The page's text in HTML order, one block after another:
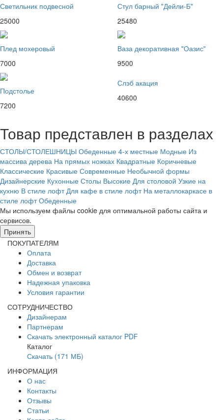
Светильник подвесной
25000
Стул барный "Дейли-Б"
25480
Плед мохеровый
7000
Ваза декоративная "Оазис"
9500
Подстолье
7200
Слэб акация
40600
Товар представлен в разделах
СТОЛЫ/СТОЛЕШНИЦЫ Обеденные 4-х местные Модные Из
массива дерева На прямых ножках Квадратные Коричневые
Классические Красивые Современные Необычной формы
Дизайнерские Кухонные Столы Высокие Для столовой Узкие на
кухню В стиле лофт Для кафе в стиле лофт На металлокаркасе в
стиле лофт Обеденные
Мы используем файлы cookie для оптимальной работы сайта и
сервисов.
Принять
ПОКУПАТЕЛЯМ
Оплата
Доставка
Обмен и возврат
Надежная упаковка
Условия гарантии
СОТРУДНИЧЕСТВО
Дизайнерам
Партнерам
Скачать электронный каталог PDF
Каталог
Скачать (171 МБ)
ИНФОРМАЦИЯ
О нас
Контакты
Отзывы
Статьи